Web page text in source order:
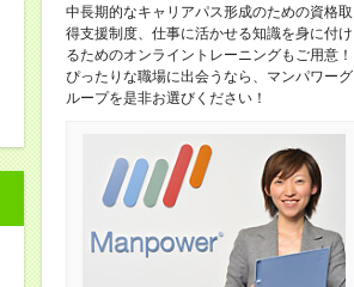
中長期的なキャリアパス形成のための資格取
得支援制度、仕事に活かせる知識を身に付け
るためのオンライントレーニングもご用意！
ぴったりな職場に出会うなら、マンパワーグ
ループを是非お選びください！